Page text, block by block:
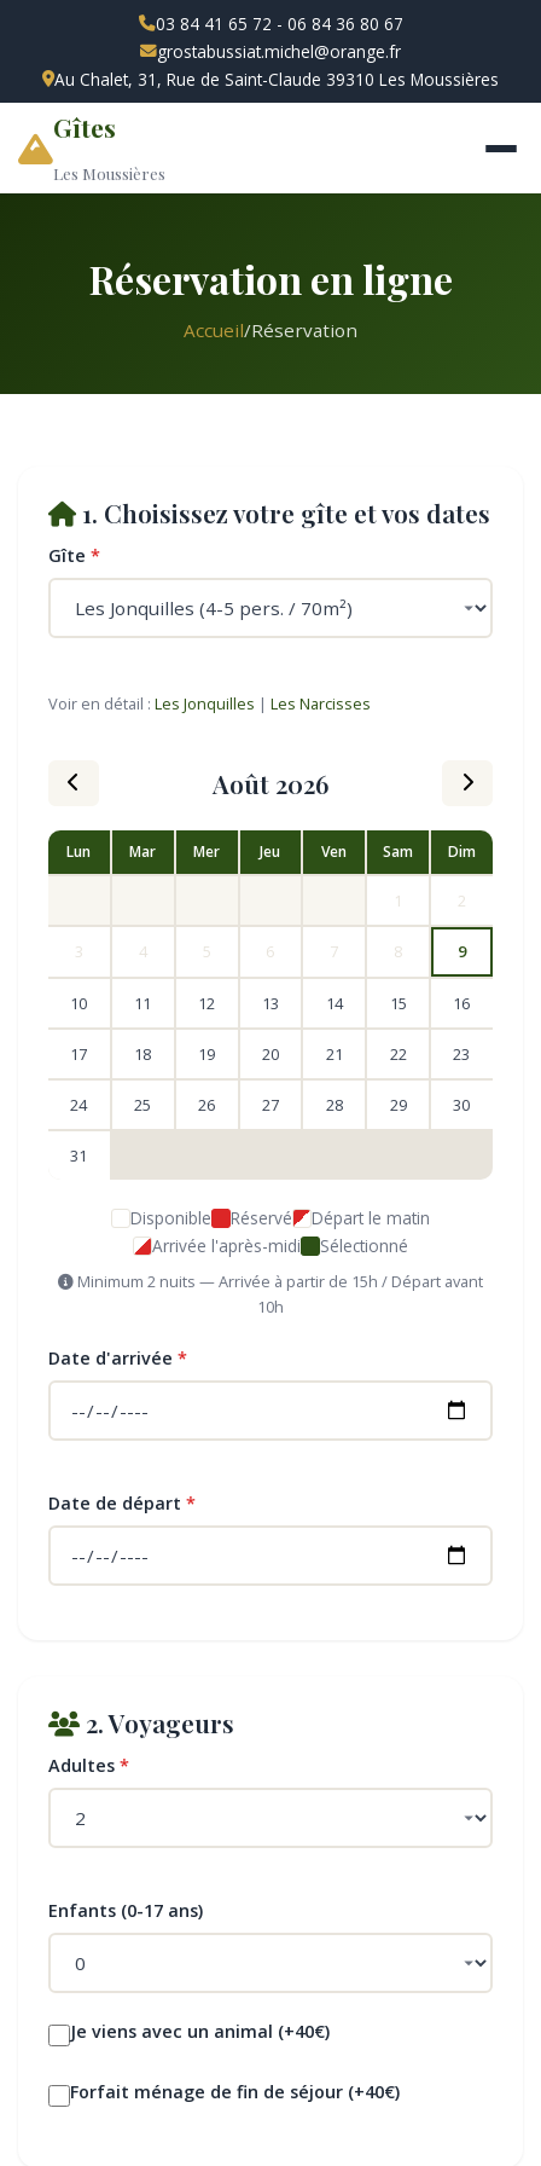
03 84 41 65 72 - 06 84 36 80 67
grostabussiat.michel@orange.fr
Au Chalet, 31, Rue de Saint-Claude 39310 Les Moussières
Gîtes
Les Moussières
Réservation en ligne
Accueil/Réservation
1. Choisissez votre gîte et vos dates
Gîte *
Voir en détail : Les Jonquilles | Les Narcisses
Août 2026
Lun Mar Mer Jeu Ven Sam Dim
1 2
3 4 5 6 7 8 9
10 11 12 13 14 15 16
17 18 19 20 21 22 23
24 25 26 27 28 29 30
31
Disponible Réservé
Départ le matin
Arrivée l'après-midi
Sélectionné
Minimum 2 nuits — Arrivée à partir de 15h / Départ avant
10h
Date d'arrivée *
Date de départ *
2. Voyageurs
Adultes *
Enfants (0-17 ans)
Je viens avec un animal (+40€)
Forfait ménage de fin de séjour (+40€)